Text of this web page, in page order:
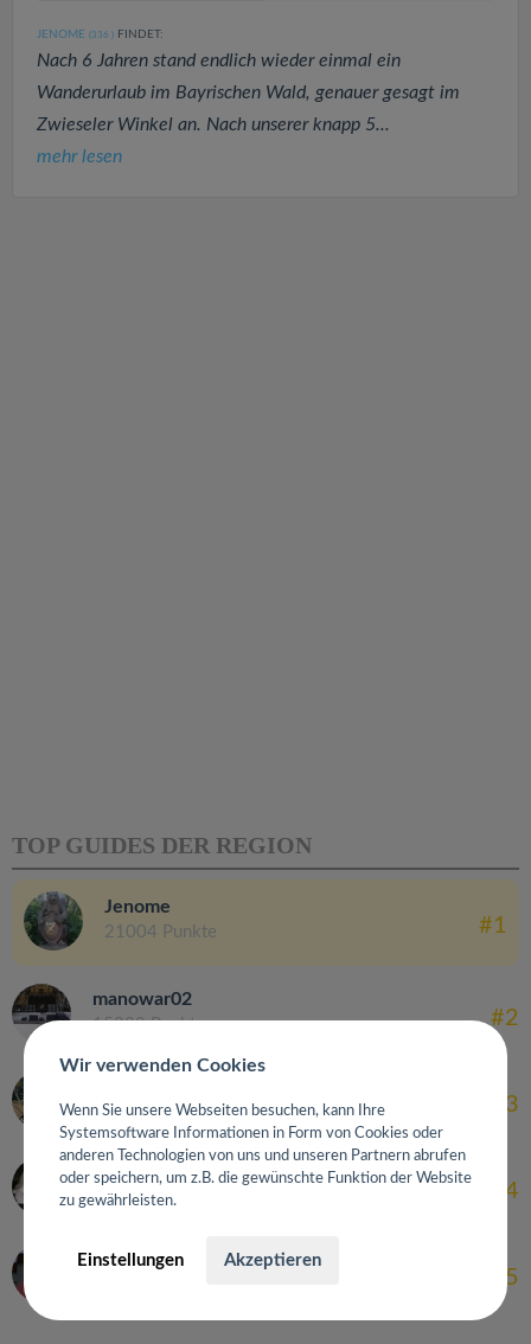
JENOME (336 ) FINDET:
Nach 6 Jahren stand endlich wieder einmal ein
Wanderurlaub im Bayrischen Wald, genauer gesagt im
Zwieseler Winkel an. Nach unserer knapp 5...
mehr lesen
TOP GUIDES DER REGION
Jenome
21004 Punkte #1
manowar02
15228 Punkte #2
13400 Punkte #3
kathrinchen_1412
13200 Punkte #4
Bubi85
#5
Wir verwenden Cookies
Wenn Sie unsere Webseiten besuchen, kann Ihre
Systemsoftware Informationen in Form von Cookies oder
anderen Technologien von uns und unseren Partnern abrufen
oder speichern, um z.B. die gewünschte Funktion der Website
zu gewährleisten.
Einstellungen Akzeptieren